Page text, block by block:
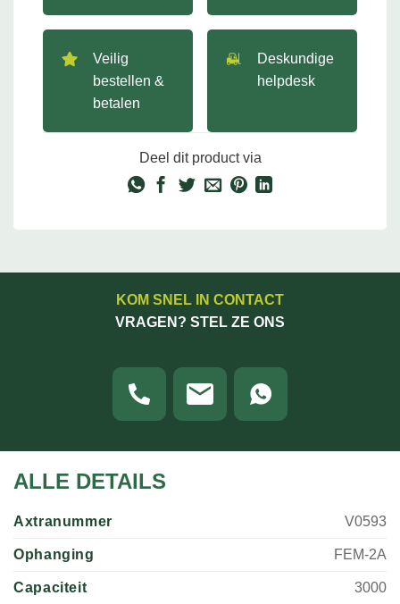
Veilig
bestellen &
betalen
Deskundige
helpdesk
Deel dit product via
KOM SNEL IN CONTACT
VRAGEN? STEL ZE ONS
ALLE DETAILS
Axtranummer V0593
Ophanging FEM-2A
Capaciteit 3000